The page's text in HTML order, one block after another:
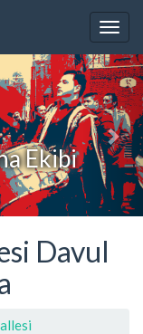
Ekibi
Davul